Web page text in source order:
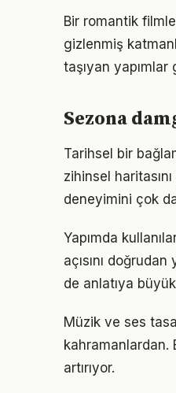
Bir romantik
gizlenmiş
taşıyan
Sezona
Tarihsel bir
zihinsel
deneyimini çok
Yapımda
açısını
de anlatıya
Müzik ve ses
kahramanlardan.
artırıyor.